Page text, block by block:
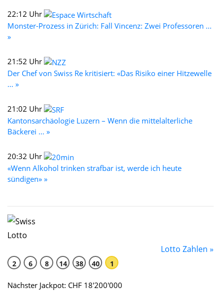
22:12 Uhr
Monster-Prozess in Zürich: Fall Vincenz: Zwei Professoren ...
»
21:52 Uhr
Der Chef von Swiss Re kritisiert: «Das Risiko einer Hitzewelle
... »
21:02 Uhr
Kantonsarchäologie Luzern – Wenn die mittelalterliche
Bäckerei ... »
20:32 Uhr
«Wenn Alkohol trinken strafbar ist, werde ich heute
sündigen» »
Lotto Zahlen »
2 6 8 14 38 40 1
Nächster Jackpot: CHF 18'200'000